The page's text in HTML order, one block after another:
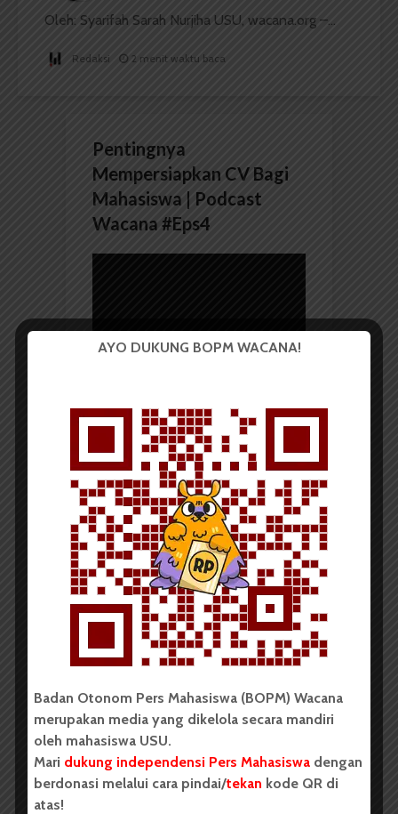
Oleh: Syarifah Sarah Nurjiha USU, wacana.org –...
Redaksi 2 menit waktu baca
Pentingnya
Mempersiapkan CV Bagi
Mahasiswa | Podcast
Wacana #Eps4
BERITA KAMPUS
HMI FIB USU Adakan
Rekrutmen Terbuka
Anggota Baru
Redaksi 25 Februari 2023
327 dilihat
1 menit waktu baca
Flyer Open Recruitment Anggota Himpunan Mahasiswa
Islam (HMI) FIB USU via Instagram @hmifibusu, Sabtu
(04/02). | Irga Yada Tankasiga Ginting
AYO DUKUNG BOPM WACANA!
Badan Otonom Pers Mahasiswa (BOPM) Wacana
merupakan media yang dikelola secara mandiri
oleh mahasiswa USU.
Mari dukung independensi Pers Mahasiswa dengan
berdonasi melalui cara pindai/tekan kode QR di
atas!